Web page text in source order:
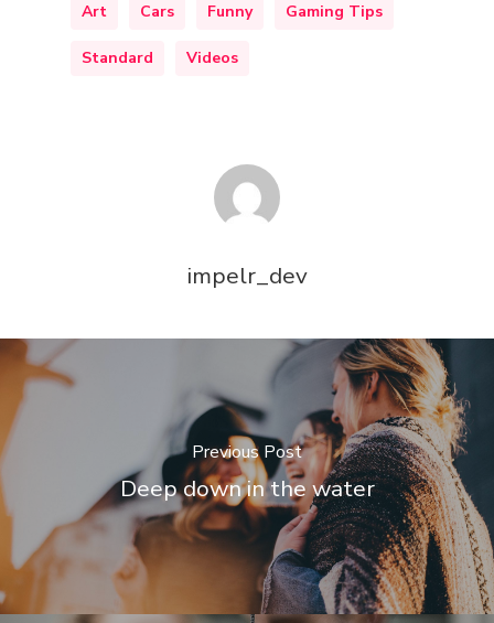
Art Cars Funny Gaming Tips
Standard Videos
impelr_dev
Previous Post
Deep down in the water